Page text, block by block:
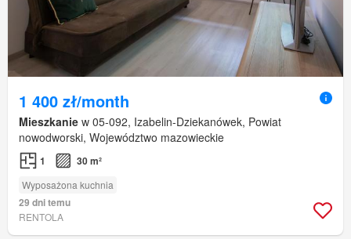
1 400 zł/month
Mieszkanie w 05-092, Izabelin-Dziekanówek, Powiat
nowodworski, Województwo mazowieckie
1 30 m²
Wyposażona kuchnia
29 dni temu
RENTOLA